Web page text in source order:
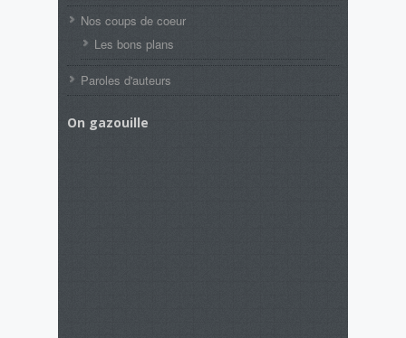
Nos coups de coeur
Les bons plans
Paroles d'auteurs
On gazouille